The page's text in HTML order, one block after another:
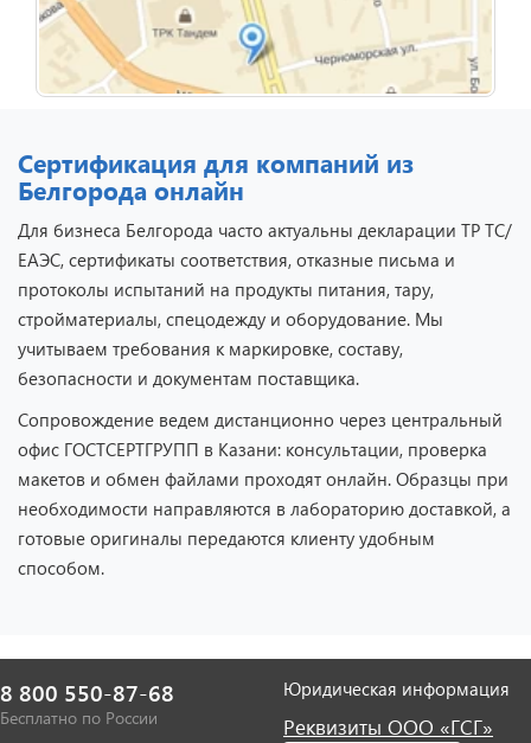
Сертификация для компаний из
Белгорода онлайн
Для бизнеса Белгорода часто актуальны декларации ТР ТС/
ЕАЭС, сертификаты соответствия, отказные письма и
протоколы испытаний на продукты питания, тару,
стройматериалы, спецодежду и оборудование. Мы
учитываем требования к маркировке, составу,
безопасности и документам поставщика.
Сопровождение ведем дистанционно через центральный
офис ГОСТСЕРТГРУПП в Казани: консультации, проверка
макетов и обмен файлами проходят онлайн. Образцы при
необходимости направляются в лабораторию доставкой, а
готовые оригиналы передаются клиенту удобным
способом.
8 800 550-87-68
Бесплатно по России
Юридическая информация
Реквизиты ООО «ГСГ»